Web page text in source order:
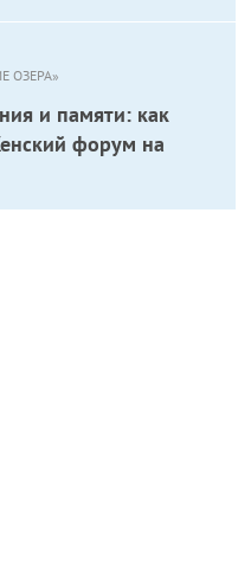
ОЗЕРА»
и памяти: как
форум на